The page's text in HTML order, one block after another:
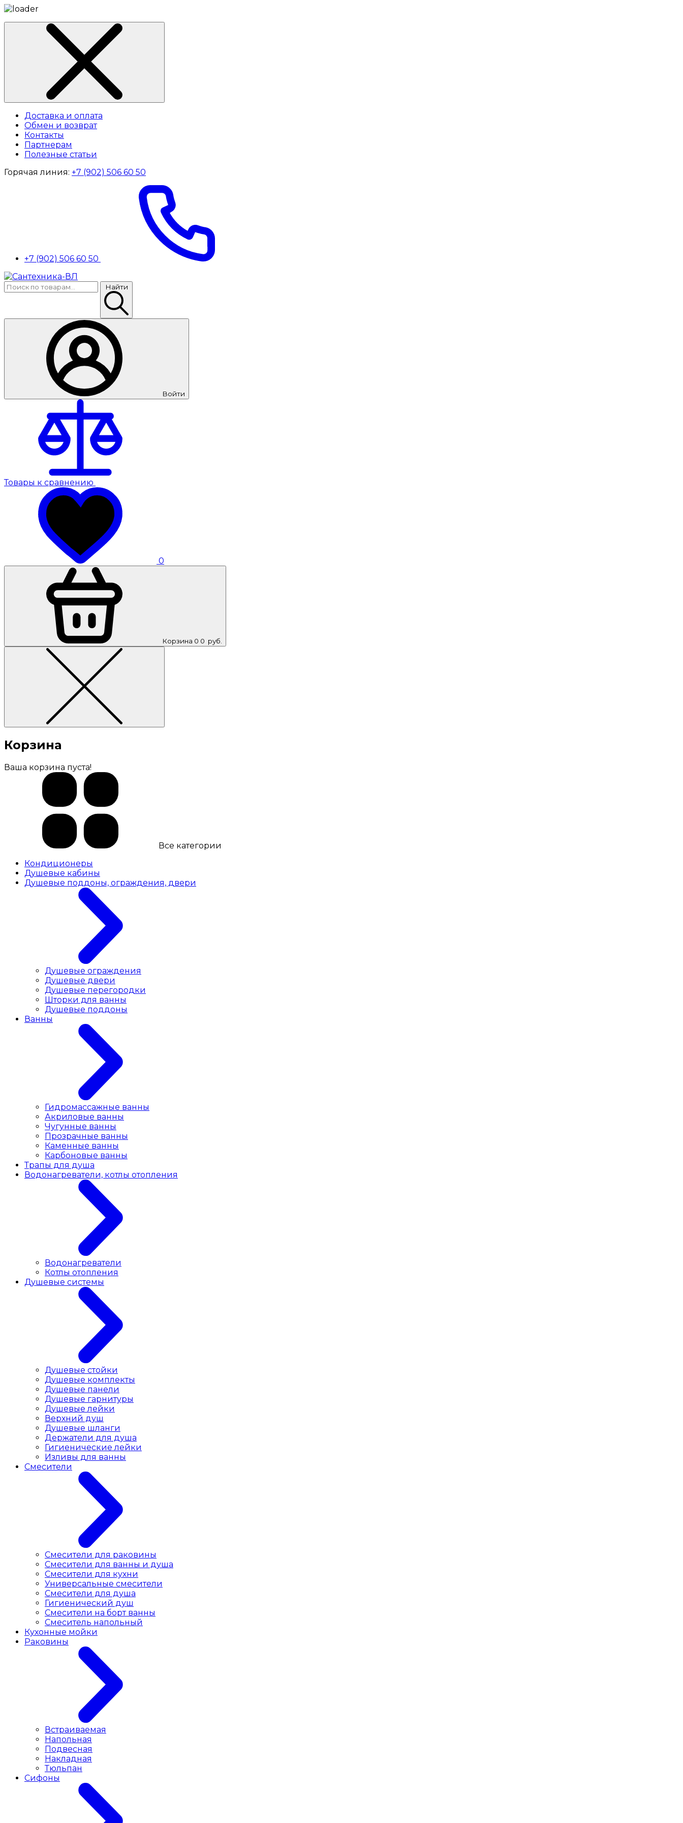
Доставка и оплата
Обмен и возврат
Контакты
Партнерам
Полезные статьи
Горячая линия: +7 (902) 506 60 50
+7 (902) 506 60 50
Найти
Войти
Товары к сравнению
0
Корзина 0 0 руб.
Корзина
Ваша корзина пуста!
Все категории
Кондиционеры
Душевые кабины
Душевые поддоны, ограждения, двери
Душевые ограждения
Душевые двери
Душевые перегородки
Шторки для ванны
Душевые поддоны
Ванны
Гидромассажные ванны
Акриловые ванны
Чугунные ванны
Прозрачные ванны
Каменные ванны
Карбоновые ванны
Трапы для душа
Водонагреватели, котлы отопления
Водонагреватели
Котлы отопления
Душевые системы
Душевые стойки
Душевые комплекты
Душевые панели
Душевые гарнитуры
Душевые лейки
Верхний душ
Душевые шланги
Держатели для душа
Гигиенические лейки
Изливы для ванны
Смесители
Смесители для раковины
Cмесители для ванны и душа
Смесители для кухни
Универсальные смесители
Смесители для душа
Гигиенический душ
Смесители на борт ванны
Смеситель напольный
Кухонные мойки
Раковины
Встраиваемая
Напольная
Подвесная
Накладная
Тюльпан
Сифоны